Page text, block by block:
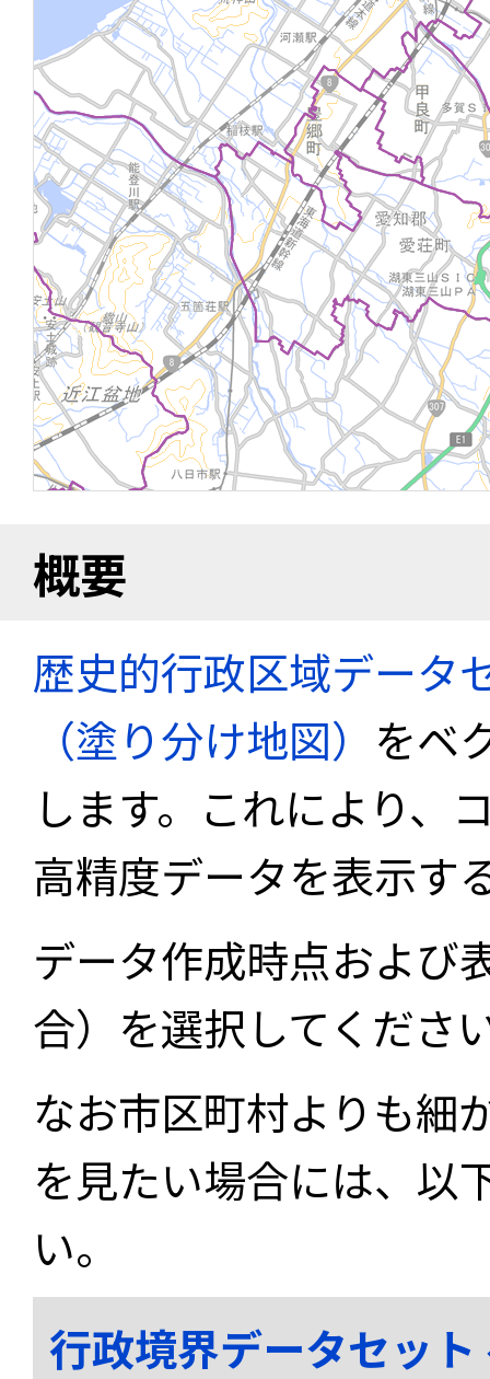
概要
歴史的行政区域データ
（塗り分け地図） をベ
します。これにより、
高精度データを表示す
データ作成時点および
合）を選択してくださ
なお市区町村よりも細
を見たい場合には、以
い。
行政境界データセッ